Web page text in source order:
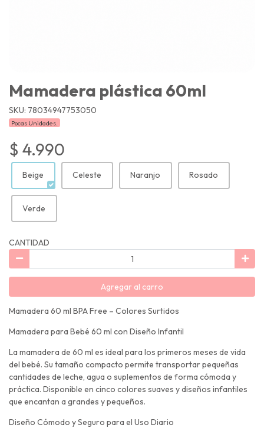
Mamadera plástica 60ml
SKU: 78034947753050
Pocas Unidades.
$ 4.990
Beige Celeste Naranjo Rosado
Verde
CANTIDAD
Agregar al carro
Mamadera 60 ml BPA Free – Colores Surtidos
Mamadera para Bebé 60 ml con Diseño Infantil
La mamadera de 60 ml es ideal para los primeros meses de vida
del bebé. Su tamaño compacto permite transportar pequeñas
cantidades de leche, agua o suplementos de forma cómoda y
práctica. Disponible en cinco colores suaves y diseños infantiles
que encantan a grandes y pequeños.
Diseño Cómodo y Seguro para el Uso Diario